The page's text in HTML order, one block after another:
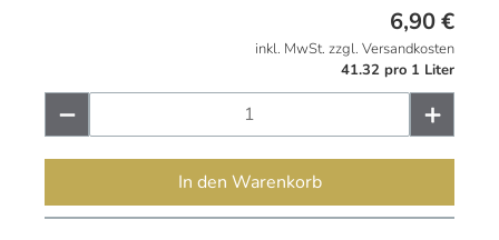
6,90€
inkl. MwSt. zzgl. Versandkosten
41.32 pro 1 Liter
In den Warenkorb